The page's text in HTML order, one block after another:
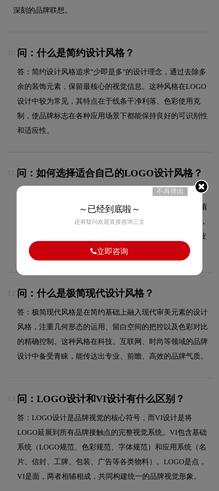
深刻的品牌联想。
10. 问：什么是简约设计风格？
答：简约设计风格追求"少即是多"的设计理念，通过去除多
余的装饰元素，保留最核心的视觉信息。这种风格在LOGO
设计中较为常见，其特点在于线条干净利落、色彩使用克
制，使品牌标志在各种应用场景下都能保持良好的可识别性
和适应性。
问：如何选择适合自己的LOGO设计风格？
答：选择LOGO设计风格需要综合考虑行业属性、目标受
众、品牌定位和市场竞争环境。建议先明确品牌的核心价值
主张，再匹配合适的视觉风格。科技品牌适合极简现代风，
餐饮品牌适合国潮或手绘风，儿童品牌适合卡通IP风。专业
设计团队会根据您的品牌特点提供风格建议和设计方向。
12. 问：什么是极简现代设计风格？
答：极简现代风格是在简约基础上融入现代审美元素的设计
风格，注重几何形态的运用、留白空间的把控以及色彩对比
的精确控制。这种风格在科技、互联网、时尚等领域的品牌
设计中备受青睐，能传达出专业、前瞻、高效的品牌气质。
13. 问：LOGO设计和VI设计有什么区别？
答：LOGO设计是品牌视觉的核心符号，而VI设计是将
LOGO延展到所有品牌接触点的完整视觉系统。VI包含基础
系统（LOGO规范、色彩规范、字体规范）和应用系统（名
片、信封、工牌、包装、广告等各类物料）。LOGO是点，
VI是面，两者相辅相成，共同构建统一的品牌视觉形象。
不再弹出
～已经到底啦～
还有疑问欢迎直接咨询三文
立即咨询